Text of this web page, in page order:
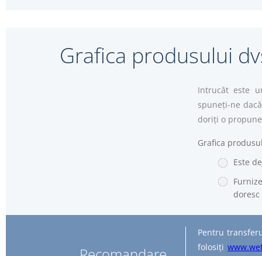
Grafica
Este
Grafica produsului
Intrucât este
spuneți-ne
doriți o
Pentru
folosiți